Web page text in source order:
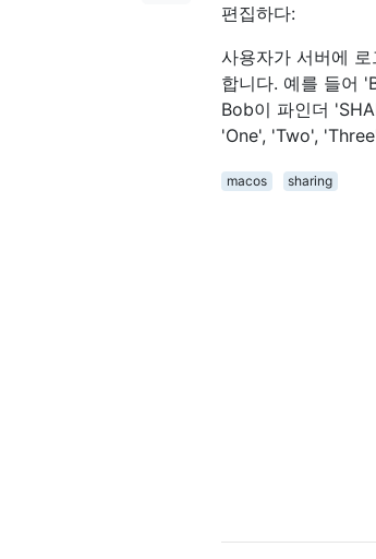
편집하다:
사용자가 서버에
합니다. 예를 들어
Bob이 파인더
'One', 'Two',
macos sharing